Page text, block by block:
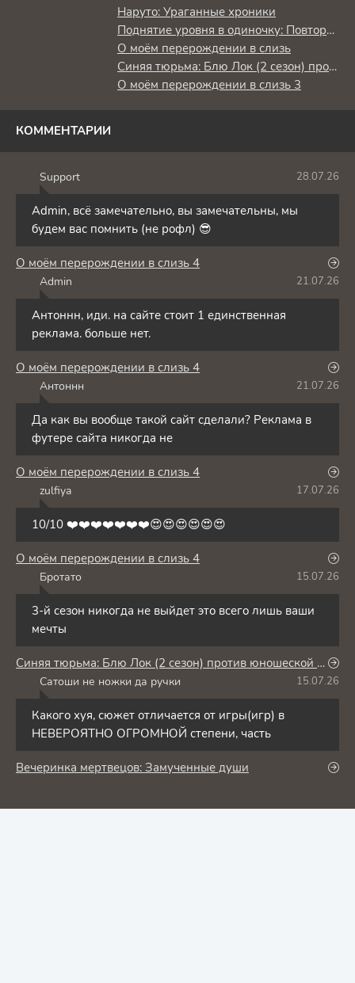
Наруто: Ураганные хроники
Поднятие уровня в одиночку: Повторное пробуждение
О моём перерождении в слизь
Синяя тюрьма: Блю Лок (2 сезон) против юношеской сборной Японии
О моём перерождении в слизь 3
КОММЕНТАРИИ
Support 28.07.26
Admin, всё замечательно, вы замечательны, мы
будем вас помнить (не рофл) 😎
О моём перерождении в слизь 4
Admin 21.07.26
Антоннн, иди. на сайте стоит 1 единственная
реклама. больше нет.
О моём перерождении в слизь 4
Антоннн 21.07.26
Да как вы вообще такой сайт сделали? Реклама в
футере сайта никогда не
О моём перерождении в слизь 4
zulfiya 17.07.26
10/10 ❤️❤️❤️❤️❤️❤️❤️😍😍😍😍😍😍
О моём перерождении в слизь 4
Бротато 15.07.26
3-й сезон никогда не выйдет это всего лишь ваши
мечты
Синяя тюрьма: Блю Лок (2 сезон) против юношеской сборной Японии
Сатоши не ножки да ручки 15.07.26
Какого хуя, сюжет отличается от игры(игр) в
НЕВЕРОЯТНО ОГРОМНОЙ степени, часть
Вечеринка мертвецов: Замученные души